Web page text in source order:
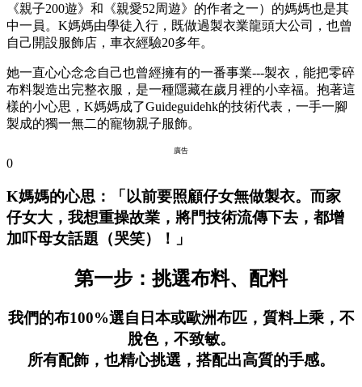
《親子200遊》和《親愛52周遊》的作者之一）的媽媽也是其
中一員。K媽媽由學徒入行，既做過製衣業龍頭大公司，也曾
自己開設服飾店，車衣經驗20多年。
她一直心心念念自己也曾經擁有的一番事業---製衣，能把零碎
布料製造出完整衣服，是一種隱藏在歲月裡的小幸福。抱著這
樣的小心思，K媽媽成了Guideguidehk的技術代表，一手一腳
製成的獨一無二的寵物親子服飾。
廣告
0
K媽媽的心思：「以前要照顧仔女無做製衣。而家
仔女大，我想重操故業，將門技術流傳下去，都增
加吓母女話題（哭笑）！」
第一步：挑選布料、配料
我們的布100%選自日本或歐洲布匹，質料上乘，不
脫色，不致敏。
所有配飾，也精心挑選，搭配出高質的手感。